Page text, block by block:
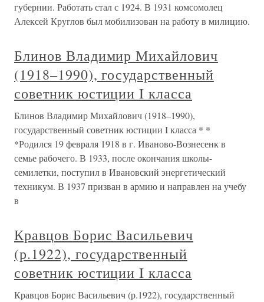
губернии. Работать стал с 1924. В 1931 комсомолец
Алексей Круглов был мобилизован на работу в милицию.
Блинов Владимир Михайлович
(1918–1990), государственный
советник юстиции I класса
Блинов Владимир Михайлович (1918–1990),
государственный советник юстиции I класса * *
*Родился 19 февраля 1918 в г. Иваново-Вознесенк в
семье рабочего. В 1933, после окончания школы-
семилетки, поступил в Ивановский энергетический
техникум. В 1937 призван в армию и направлен на учебу
в
Кравцов Борис Васильевич
(р.1922), государственный
советник юстиции I класса
Кравцов Борис Васильевич (р.1922), государственный